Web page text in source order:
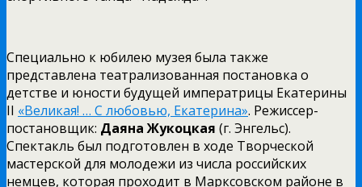
Специально к юбилею музея была также
представлена театрализованная постановка о
детстве и юности будущей императрицы Екатерины
II «Великая! … С любовью, Екатерина». Режиссер-
постановщик: Даяна Жукоцкая (г. Энгельс).
Спектакль был подготовлен в ходе Творческой
мастерской для молодежи из числа российских
немцев, которая проходит в Марксовском районе в